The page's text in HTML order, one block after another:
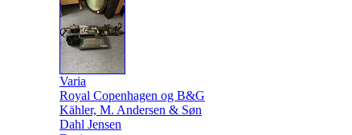
Varia
Royal Copenhagen og B&G
Kähler, M. Andersen & Søn
Dahl Jensen